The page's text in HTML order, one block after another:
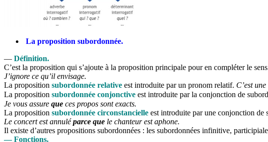
La proposition subordonnée.
— Définition.
C’est la proposition qui s’ajoute à la proposition principale pour en compléter le
J’ignore ce qu’il envisage.
La proposition subordonnée relative est introduite par un pronom relatif. C’est
La proposition subordonnée conjonctive est introduite par la conjonction de
Je vous assure que ces propos sont exacts.
La proposition subordonnée circonstancielle est introduite par une conjonction de
Le concert est annuléparce que le chanteur est aphone.
Il existe d’autres propositions subordonnées : les subordonnées infinitive,
— Fonctions.